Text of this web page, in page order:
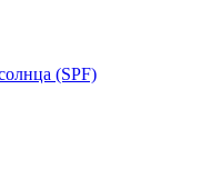
(SPF)